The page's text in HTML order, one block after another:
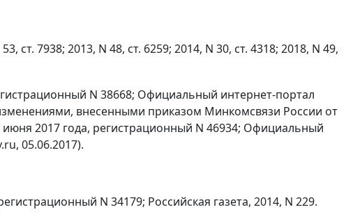
7938; 2013, N 48, ст. 6259; 2014, N 30, ст. 4318; 2018, N 49,
N 38668; Официальный интернет-портал
внесенными приказом Минкомсвязи России от
2017 года, регистрационный N 46934; Официальный
05.06.2017).
N 34179; Российская газета, 2014, N 229.